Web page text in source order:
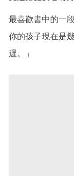
最喜歡書中的一
你的孩子現在是
遲。」